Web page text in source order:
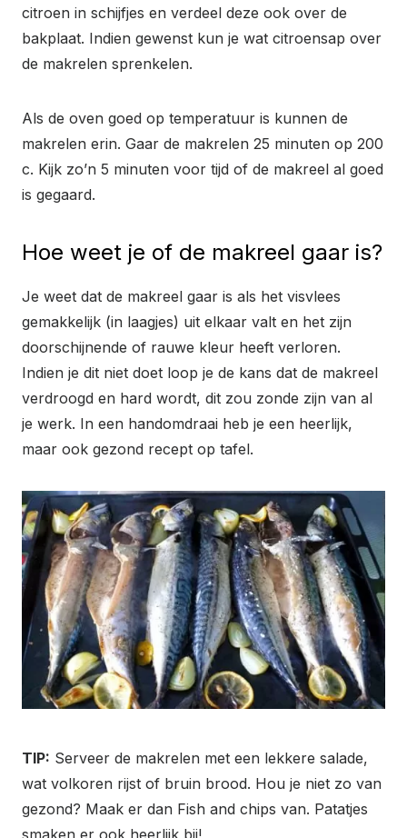
citroen in schijfjes en verdeel deze ook over de
bakplaat. Indien gewenst kun je wat citroensap over
de makrelen sprenkelen.
Als de oven goed op temperatuur is kunnen de
makrelen erin. Gaar de makrelen 25 minuten op 200
c. Kijk zo’n 5 minuten voor tijd of de makreel al goed
is gegaard.
Hoe weet je of de makreel gaar is?
Je weet dat de makreel gaar is als het visvlees
gemakkelijk (in laagjes) uit elkaar valt en het zijn
doorschijnende of rauwe kleur heeft verloren.
Indien je dit niet doet loop je de kans dat de makreel
verdroogd en hard wordt, dit zou zonde zijn van al
je werk. In een handomdraai heb je een heerlijk,
maar ook gezond recept op tafel.
TIP: Serveer de makrelen met een lekkere salade,
wat volkoren rijst of bruin brood. Hou je niet zo van
gezond? Maak er dan Fish and chips van. Patatjes
smaken er ook heerlijk bij!